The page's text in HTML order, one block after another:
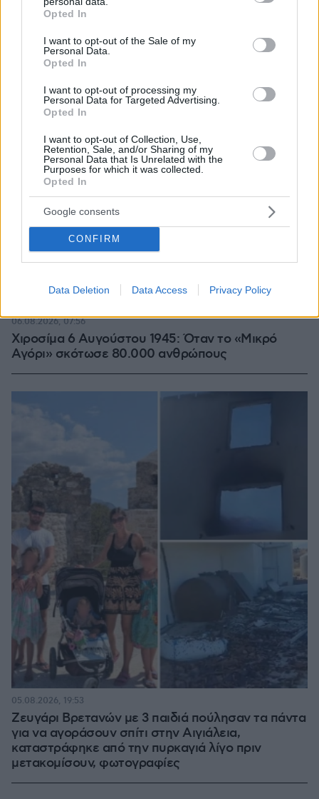
grant or deny consent to Google and its third-party tags to
use your data for below specified purposes in below Google
consent section.
Opted In
I want to opt-out of the Sale of my
Personal Data.
Opted In
I want to opt-out of processing my
Personal Data for Targeted Advertising.
Opted In
I want to opt-out of Collection, Use,
Retention, Sale, and/or Sharing of my
Personal Data that Is Unrelated with the
Purposes for which it was collected.
Opted In
Google consents
CONFIRM
Data Deletion Data Access Privacy Policy
Χιροσίμα 6 Αυγούστου 1945: Όταν το «Μικρό
Αγόρι» σκότωσε 80.000 ανθρώπους
06.08.2026, 07:56
Ζευγάρι Βρετανών με 3 παιδιά πούλησαν τα πάντα
για να αγοράσουν σπίτι στην Αιγιάλεια,
καταστράφηκε από την πυρκαγιά λίγο πριν
μετακομίσουν, φωτογραφίες
05.08.2026, 19:53